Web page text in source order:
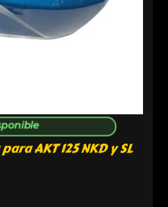
AKT 125 NKD y SL